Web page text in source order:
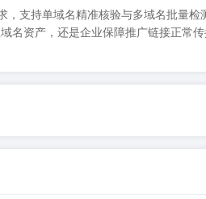
支持单域名精准核验与多域名批量
资产，还是企业保障推广链接正常